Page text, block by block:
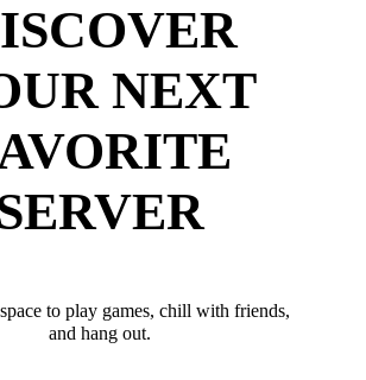
NEXT
to play games, chill with friends,
and hang out.